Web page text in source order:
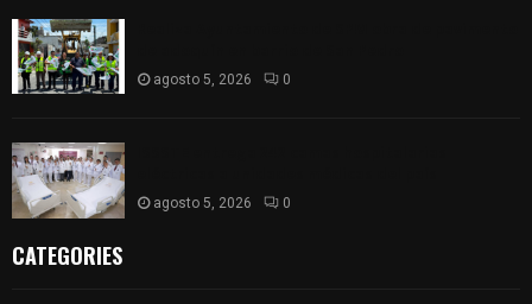
agosto 5, 2026 0
agosto 5, 2026 0
CATEGORIES